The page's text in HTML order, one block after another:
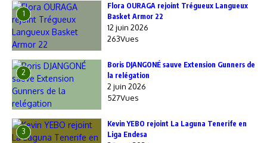
1
Flora OURAGA rejoint Trégueux Langueux
Basket Armor 22
12 juin 2026
263Vues
2
Boris DJANGONÉ sauve Extension Gunners de
la relégation
2 juin 2026
527Vues
3
Kevin YEBO rejoint La Laguna Tenerife en
Liga Endesa